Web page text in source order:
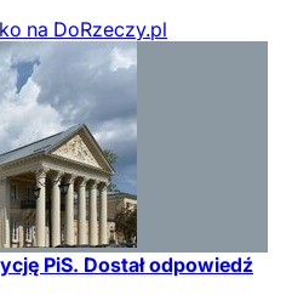
na DoRzeczy.pl
PiS. Dostał odpowiedź